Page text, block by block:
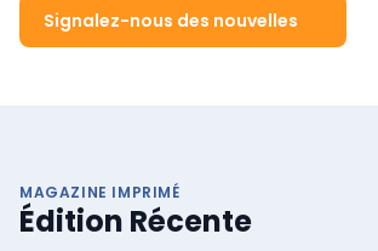
Signalez-nous des nouvelles
MAGAZINE IMPRIMÉ
Édition Récente